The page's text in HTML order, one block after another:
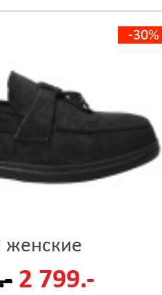
-30%
женские
2 799.-